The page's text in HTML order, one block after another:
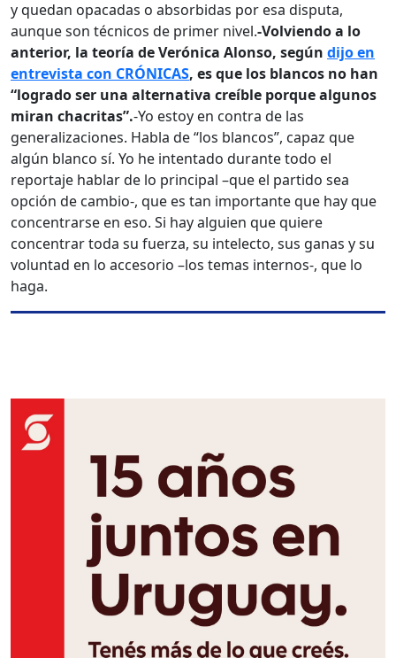
y quedan opacadas o absorbidas por esa disputa,
aunque son técnicos de primer nivel.-Volviendo a lo
anterior, la teoría de Verónica Alonso, según dijo en
entrevista con CRÓNICAS, es que los blancos no han
“logrado ser una alternativa creíble porque algunos
miran chacritas”.-Yo estoy en contra de las
generalizaciones. Habla de “los blancos”, capaz que
algún blanco sí. Yo he intentado durante todo el
reportaje hablar de lo principal –que el partido sea
opción de cambio-, que es tan importante que hay que
concentrarse en eso. Si hay alguien que quiere
concentrar toda su fuerza, su intelecto, sus ganas y su
voluntad en lo accesorio –los temas internos-, que lo
haga.